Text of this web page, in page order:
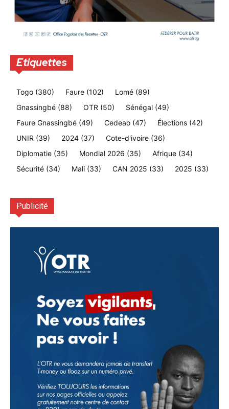
Etiquettes
Togo (380) Faure (102) Lomé (89)
Gnassingbé (88) OTR (50) Sénégal (49)
Faure Gnassingbé (49) Cedeao (47) Élections (42)
UNIR (39) 2024 (37) Cote-d'ivoire (36)
Diplomatie (35) Mondial 2026 (35) Afrique (34)
Sécurité (34) Mali (33) CAN 2025 (33) 2025 (33)
Publicité